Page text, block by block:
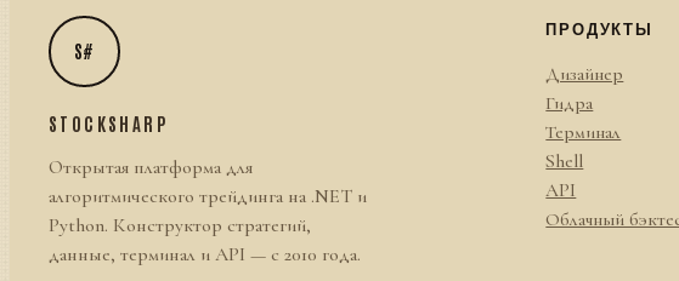
S#
STOCKSHARP
Открытая платформа для
алгоритмического трейдинга на .NET и
Python. Конструктор стратегий,
данные, терминал и API — с 2010 года.
ПРОДУКТЫ
Дизайнер
Гидра
Терминал
Shell
API
Облачный